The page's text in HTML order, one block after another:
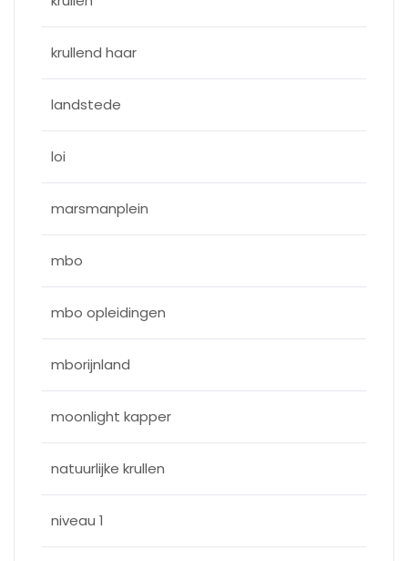
krullend haar
landstede
loi
marsmanplein
mbo
mbo opleidingen
mborijnland
moonlight kapper
natuurlijke krullen
niveau 1